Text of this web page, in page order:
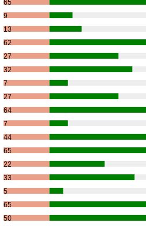
65
9
13
62
27
32
7
27
64
7
44
65
22
33
5
65
50